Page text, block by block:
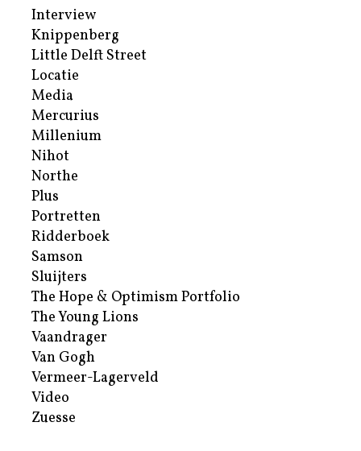
Interview
Knippenberg
Little Delft Street
Locatie
Media
Mercurius
Millenium
Nihot
Northe
Plus
Portretten
Ridderboek
Samson
Sluijters
The Hope & Optimism Portfolio
The Young Lions
Vaandrager
Van Gogh
Vermeer-Lagerveld
Video
Zuesse